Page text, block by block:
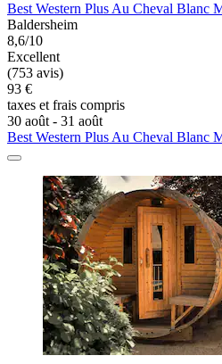
Best Western Plus Au Cheval Blanc
Baldersheim
8,6/10
Excellent
(753 avis)
93 €
taxes et frais compris
30 août - 31 août
Best Western Plus Au Cheval Blanc